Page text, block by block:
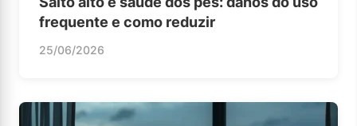
frequente e como reduzir
25/06/2026